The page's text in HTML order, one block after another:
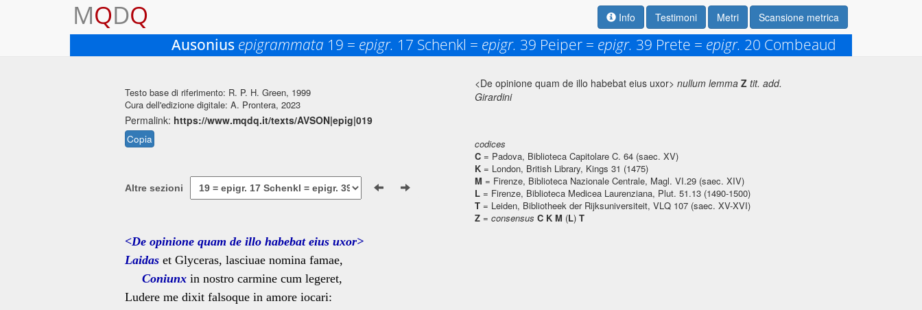
MQDQ Info Testimoni Metri Scansione metrica
Ausonius epigrammata 19 = epigr. 17 Schenkl = epigr. 39 Peiper = epigr. 39 Prete = epigr. 20 Combeaud
Testo base di riferimento: R. P. H. Green, 1999
Cura dell'edizione digitale: A. Prontera, 2023
Permalink: https://www.mqdq.it/texts/AVSON|epig|019
Copia
Altre sezioni
<De opinione quam de illo habebat eius uxor>
Laidas et Glyceras, lasciuae nomina famae,
Coniunx in nostro carmine cum legeret,
Ludere me dixit falsoque in amore iocari:
<De opinione quam de illo habebat eius uxor> nullum lemma Z tit. add.
Girardini
codices
C = Padova, Biblioteca Capitolare C. 64 (saec. XV)
K = London, British Library, Kings 31 (1475)
M = Firenze, Biblioteca Nazionale Centrale, Magl. VI.29 (saec. XIV)
L = Firenze, Biblioteca Medicea Laurenziana, Plut. 51.13 (1490-1500)
T = Leiden, Bibliotheek der Rijksuniversiteit, VLQ 107 (saec. XV-XVI)
Z = consensus C K M (L) T